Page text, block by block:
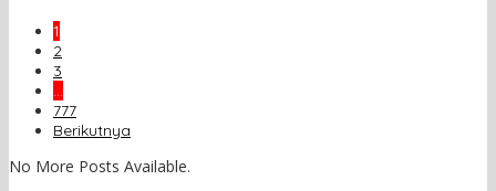
1
2
3
…
777
Berikutnya
No More Posts Available.